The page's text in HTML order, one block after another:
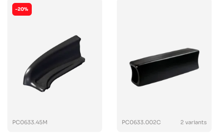
PC0633.45M
-20%
2 variants
PC0633.002C